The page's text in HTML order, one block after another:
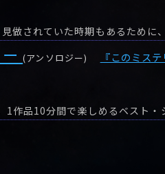
(アンソロジー)
『このミス